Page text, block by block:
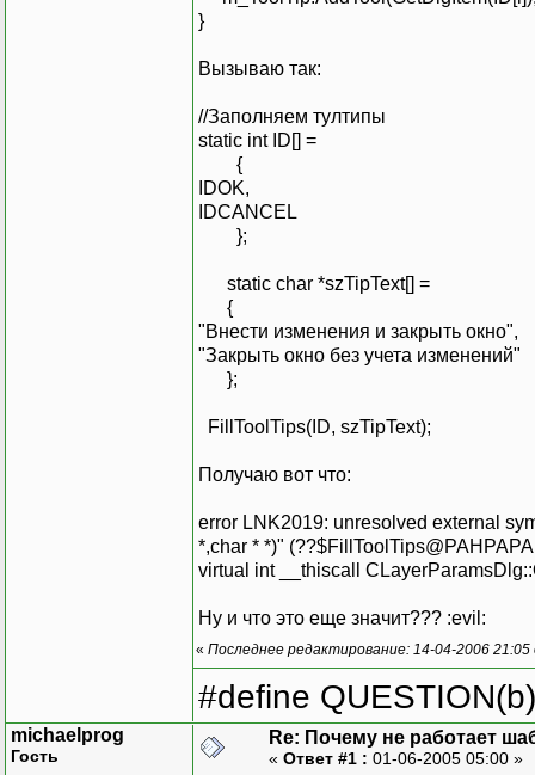
}
Вызываю так:
//Заполняем тултипы
static int ID[] =
{
IDOK,
IDCANCEL
};
static char *szTipText[] =
{
"Внести изменения и закрыть окно",
"Закрыть окно без учета изменений"
};
FillToolTips(ID, szTipText);
Получаю вот что:
error LNK2019: unresolved external
*,char * *)"
virtual int __thiscall
Ну и что это еще значит??? :evil:
« Последнее редактирование: 14-04-2006
#define
michaelprog
Гость
Re: Почему не работает
« Ответ #1 : 01-06-2005 05:00 »